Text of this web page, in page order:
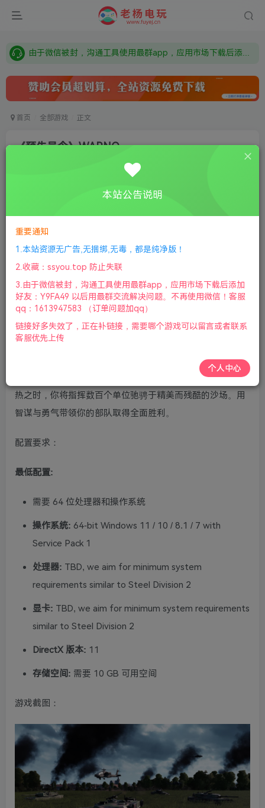
需要什么游戏请联系客服，若链接失效请联系客服，百度网盘边上的激活码也是解压密码
由于微信被封，沟通工具使用最群app，应用市场下载后添加好友：Y9FA49 以后用最群交流解决问题。不再使用微信！
首页 全部游戏 正文
《预先号令》WARNO
①下载安装教程 ②下载安装视频教程 ③ 游戏运行
版本介绍：v165214|容量66GB|官方简体中文|支持键盘.鼠
标|2025年08月15号更新
游戏视频预览：点击查看
游戏介绍：
真实、惊艳、身临其境。《预先号令》是来自战略游戏大师
Eugen Systems的终极“第三次世界大战”模拟器。在冷战变
热之时，你将指挥数百个单位驰骋于精美而残酷的沙场。用
智谋与勇气带领你的部队取得全面胜利。
配置要求：
最低配置:
需要 64 位处理器和操作系统
操作系统: 64-bit Windows 11 / 10 / 8.1 / 7 with
Service Pack 1
处理器: TBD, we aim for minimum system
requirements similar to Steel Division 2
显卡: TBD, we aim for minimum system requirements
similar to Steel Division 2
DirectX 版本: 11
存储空间: 需要 10 GB 可用空间
游戏截图：
本站公告说明
重要通知
1.本站资源无广告,无捆绑,无毒，都是纯净版！
2.收藏：ssyou.top 防止失联
3.由于微信被封，沟通工具使用最群app，应用市场下载后添加
好友：Y9FA49 以后用最群交流解决问题。不再使用微信！客服
qq：1613947583 （订单问题加qq）
链接好多失效了，正在补链接，需要哪个游戏可以留言或者联系
客服优先上传
个人中心